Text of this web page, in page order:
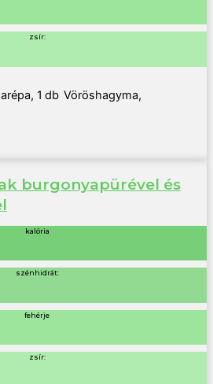
zsír:
, 1 db Vöröshagyma,
burgonyapürével és
kalória
szénhidrát:
fehérje
zsír: